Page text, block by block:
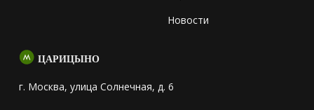
Новости
ЦАРИЦЫНО
г. Москва, улица Солнечная, д. 6